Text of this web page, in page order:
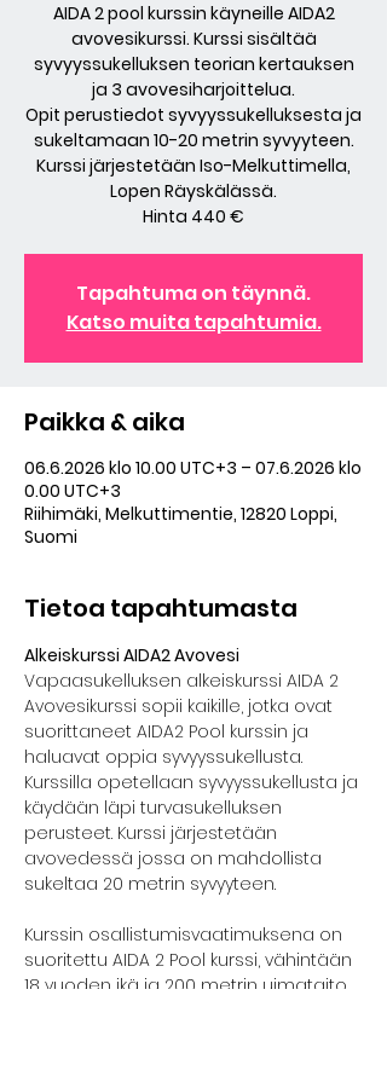
AIDA 2 pool kurssin käyneille AIDA2
avovesikurssi. Kurssi sisältää
syvyyssukelluksen teorian kertauksen
ja 3 avovesiharjoittelua.
Opit perustiedot syvyyssukelluksesta ja
sukeltamaan 10-20 metrin syvyyteen.
Kurssi järjestetään Iso-Melkuttimella,
Lopen Räyskälässä.
Hinta 440 €
Tapahtuma on täynnä.
Katso muita tapahtumia.
Paikka & aika
06.6.2026 klo 10.00 UTC+3 – 07.6.2026 klo
0.00 UTC+3
Riihimäki, Melkuttimentie, 12820 Loppi,
Suomi
Tietoa tapahtumasta
Alkeiskurssi AIDA2 Avovesi
Vapaasukelluksen alkeiskurssi AIDA 2
Avovesikurssi sopii kaikille, jotka ovat
suorittaneet AIDA2 Pool kurssin ja
haluavat oppia syvyyssukellusta.
Kurssilla opetellaan syvyyssukellusta ja
käydään läpi turvasukelluksen
perusteet. Kurssi järjestetään
avovedessä jossa on mahdollista
sukeltaa 20 metrin syvyyteen.
Kurssin osallistumisvaatimuksena on
suoritettu AIDA 2 Pool kurssi, vähintään
18 vuoden ikä ja 200 metrin uimataito.